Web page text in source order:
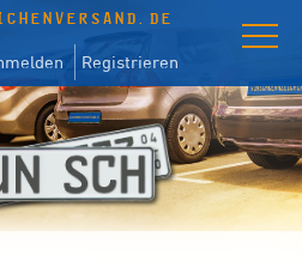
Registrieren